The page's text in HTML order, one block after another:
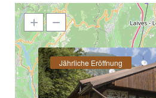
Jährliche Eröffnung